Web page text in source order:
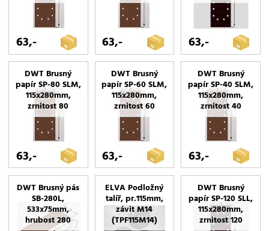
63,- 63,- 63,-
DWT Brusný
papír SP-80 SLM,
115x280mm,
zrnitost 80
63,-
DWT Brusný
papír SP-60 SLM,
115x280mm,
zrnitost 60
63,-
DWT Brusný
papír SP-40 SLM,
115x280mm,
zrnitost 40
63,-
DWT Brusný pás
SB-280L,
533x75mm,
hrubost 280
ELVA Podložný
talíř, pr.115mm,
závit M14
(TPF115M14)
DWT Brusný
papír SP-120 SLL,
115x280mm,
zrnitost 120